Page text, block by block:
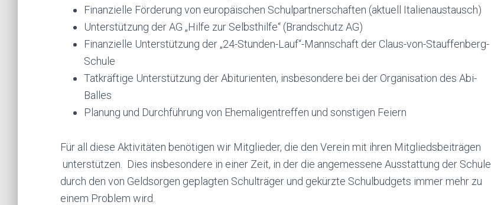
Finanzielle Förderung von europäischen Schulpartnerschaften (aktuell Italienaustausch)
Unterstützung der AG „Hilfe zur Selbsthilfe“ (Brandschutz AG)
Finanzielle Unterstützung der „24-Stunden-Lauf“-Mannschaft der Claus-von-Stauffenberg-
Schule
Tatkräftige Unterstützung der Abiturienten, insbesondere bei der Organisation des Abi-
Balles
Planung und Durchführung von Ehemaligentreffen und sonstigen Feiern
Für all diese Aktivitäten benötigen wir Mitglieder, die den Verein mit ihren Mitgliedsbeiträgen
unterstützen. Dies insbesondere in einer Zeit, in der die angemessene Ausstattung der Schule
durch den von Geldsorgen geplagten Schulträger und gekürzte Schulbudgets immer mehr zu
einem Problem wird.